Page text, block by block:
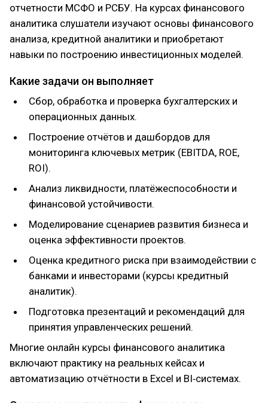
навыки, как вы получите, обучившись здесь.
отчетности МСФО и РСБУ. На курсах финансового
аналитика слушатели изучают основы финансового
анализа, кредитной аналитики и приобретают
навыки по построению инвестиционных моделей.
Какие задачи он выполняет
Сбор, обработка и проверка бухгалтерских и
операционных данных.
Построение отчётов и дашбордов для
мониторинга ключевых метрик (EBITDA, ROE,
ROI).
Анализ ликвидности, платёжеспособности и
финансовой устойчивости.
Моделирование сценариев развития бизнеса и
оценка эффективности проектов.
Оценка кредитного риска при взаимодействии с
банками и инвесторами (курсы кредитный
аналитик).
Подготовка презентаций и рекомендаций для
принятия управленческих решений.
Многие онлайн курсы финансового аналитика
включают практику на реальных кейсах и
автоматизацию отчётности в Excel и BI‑системах.